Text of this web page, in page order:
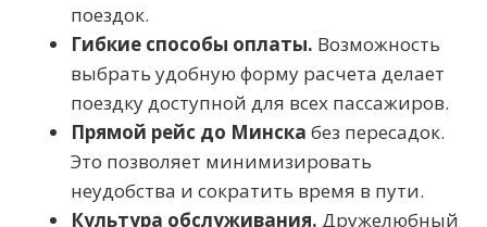
поездок.
Гибкие способы оплаты. Возможность
выбрать удобную форму расчета делает
поездку доступной для всех пассажиров.
Прямой рейс до Минска без пересадок.
Это позволяет минимизировать
неудобства и сократить время в пути.
Культура обслуживания. Дружелюбный